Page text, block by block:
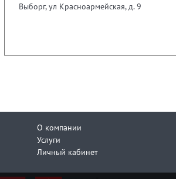
Выборг, ул Красноармейская, д. 9
О компании
Услуги
Личный кабинет